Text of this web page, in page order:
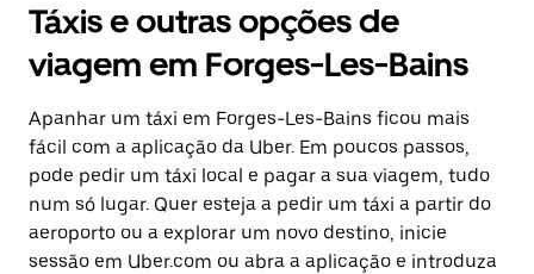
Táxis e outras opções de
viagem em Forges-Les-Bains
Apanhar um táxi em Forges-Les-Bains ficou mais
fácil com a aplicação da Uber. Em poucos passos,
pode pedir um táxi local e pagar a sua viagem, tudo
num só lugar. Quer esteja a pedir um táxi a partir do
aeroporto ou a explorar um novo destino, inicie
sessão em Uber.com ou abra a aplicação e introduza